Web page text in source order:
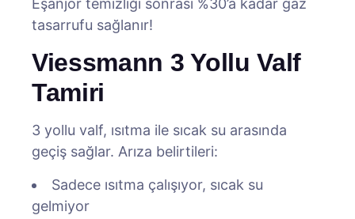
Eşanjör temizliği sonrası %30’a kadar gaz
tasarrufu sağlanır!
Viessmann 3 Yollu Valf
Tamiri
3 yollu valf, ısıtma ile sıcak su arasında
geçiş sağlar. Arıza belirtileri:
Sadece ısıtma çalışıyor, sıcak su
gelmiyor